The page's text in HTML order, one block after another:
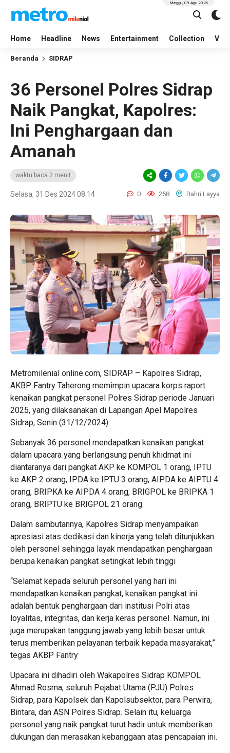
Home Headline News Entertainment Collection
Minggu, 09 Agu 2026
Beranda SIDRAP
36 Personel Polres Sidrap
Naik Pangkat, Kapolres:
Ini Penghargaan dan
Amanah
waktu baca 2 menit
Selasa, 31 Des 2024 08:14 0 258 Bahri Layya
Metromilenial online.com, SIDRAP – Kapolres Sidrap,
AKBP Fantry Taherong memimpin upacara korps raport
kenaikan pangkat personel Polres Sidrap periode Januari
2025, yang dilaksanakan di Lapangan Apel Mapolres
Sidrap, Senin (31/12/2024).
Sebanyak 36 personel mendapatkan kenaikan pangkat
dalam upacara yang berlangsung penuh khidmat ini
diantaranya dari pangkat AKP ke KOMPOL 1 orang, IPTU
ke AKP 2 orang, IPDA ke IPTU 3 orang, AIPDA ke AIPTU 4
orang, BRIPKA ke AIPDA 4 orang, BRIGPOL ke BRIPKA 1
orang, BRIPTU ke BRIGPOL 21 orang.
Dalam sambutannya, Kapolres Sidrap menyampaikan
apresiasi atas dedikasi dan kinerja yang telah ditunjukkan
oleh personel sehingga layak mendapatkan penghargaan
berupa kenaikan pangkat setingkat lebih tinggi
“Selamat kepada seluruh personel yang hari ini
mendapatkan kenaikan pangkat, kenaikan pangkat ini
adalah bentuk penghargaan dari institusi Polri atas
loyalitas, integritas, dan kerja keras personel. Namun, ini
juga merupakan tanggung jawab yang lebih besar untuk
terus memberikan pelayanan terbaik kepada masyarakat,”
tegas AKBP Fantry
Upacara ini dihadiri oleh Wakapolres Sidrap KOMPOL
Ahmad Rosma, seluruh Pejabat Utama (PJU) Polres
Sidrap, para Kapolsek dan Kapolsubsektor, para Perwira,
Bintara, dan ASN Polres Sidrap. Selain itu, keluarga
personel yang naik pangkat turut hadir untuk memberikan
dukungan dan merasakan kebanggaan atas pencapaian ini.